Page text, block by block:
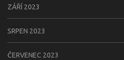
ZÁŘÍ 2023
SRPEN 2023
ČERVENEC 2023